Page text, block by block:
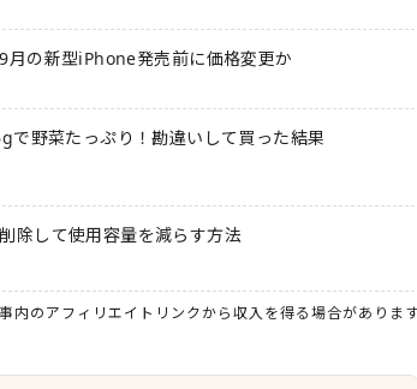
月の新型iPhone発売前に価格変更か
で野菜たっぷり！勘違いして買った結果
除して使用容量を減らす方法
事内のアフィリエイトリンクから収入を得る場合がありま